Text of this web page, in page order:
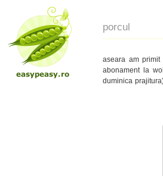
porcul
aseara am primit
abonament la
duminica